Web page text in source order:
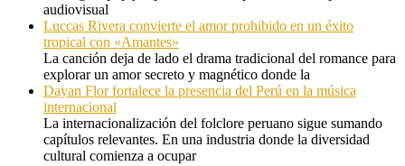
audiovisual
Luccas Rivera convierte el amor prohibido en un éxito
tropical con «Amantes»
La canción deja de lado el drama tradicional del romance para
explorar un amor secreto y magnético donde la
Dayan Flor fortalece la presencia del Perú en la música
internacional
La internacionalización del folclore peruano sigue sumando
capítulos relevantes. En una industria donde la diversidad
cultural comienza a ocupar